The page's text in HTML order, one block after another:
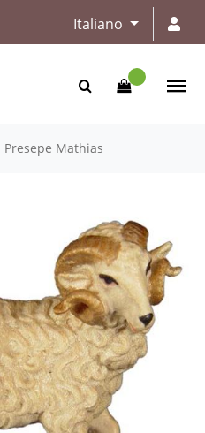
Italiano
Presepe Mathias